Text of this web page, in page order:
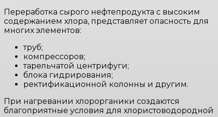
Переработка сырого нефтепродукта с высоким
содержанием хлора, представляет опасность для
многих элементов:
труб;
компрессоров;
тарельчатой центрифуги;
блока гидрирования;
ректификационной колонны и другим.
При нагревании хлорорганики создаются
благоприятные условия для хлористоводородной